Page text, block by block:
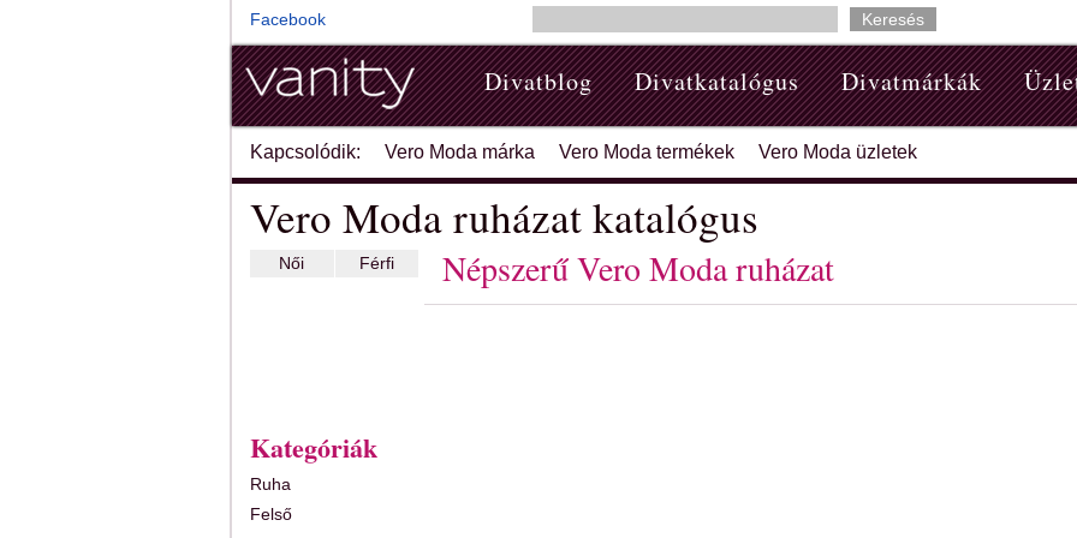
Facebook
Divatblog Divatkatalógus Divatmárkák
Kapcsolódik: Vero Moda márka Vero Moda termékek Vero Moda üzletek
Vero Moda ruházat katalógus
Női Férfi
Kategóriák
Ruha
Felső
Népszerű Vero Moda ruházat